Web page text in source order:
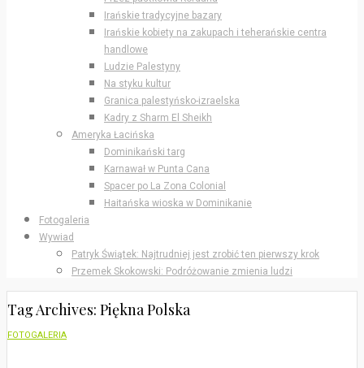
Irańskie tradycyjne bazary
Irańskie kobiety na zakupach i teherańskie centra
handlowe
Ludzie Palestyny
Na styku kultur
Granica palestyńsko-izraelska
Kadry z Sharm El Sheikh
Ameryka Łacińska
Dominikański targ
Karnawał w Punta Cana
Spacer po La Zona Colonial
Haitańska wioska w Dominikanie
Fotogaleria
Wywiad
Patryk Świątek: Najtrudniej jest zrobić ten pierwszy krok
Przemek Skokowski: Podróżowanie zmienia ludzi
Tag Archives: Piękna Polska
FOTOGALERIA